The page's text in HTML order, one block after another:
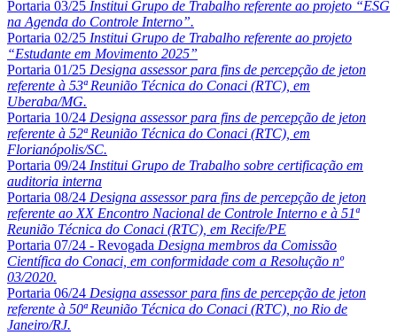
Portaria 03/25 Institui Grupo de Trabalho referente ao projeto “ESG
na Agenda do Controle Interno”.
Portaria 02/25 Institui Grupo de Trabalho referente ao projeto
“Estudante em Movimento 2025”
Portaria 01/25 Designa assessor para fins de percepção de jeton
referente à 53ª Reunião Técnica do Conaci (RTC), em
Uberaba/MG.
Portaria 10/24 Designa assessor para fins de percepção de jeton
referente à 52ª Reunião Técnica do Conaci (RTC), em
Florianópolis/SC.
Portaria 09/24 Institui Grupo de Trabalho sobre certificação em
auditoria interna
Portaria 08/24 Designa assessor para fins de percepção de jeton
referente ao XX Encontro Nacional de Controle Interno e à 51ª
Reunião Técnica do Conaci (RTC), em Recife/PE
Portaria 07/24 - Revogada Designa membros da Comissão
Científica do Conaci, em conformidade com a Resolução nº
03/2020.
Portaria 06/24 Designa assessor para fins de percepção de jeton
referente à 50ª Reunião Técnica do Conaci (RTC), no Rio de
Janeiro/RJ.